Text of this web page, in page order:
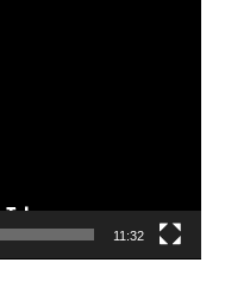
11:32